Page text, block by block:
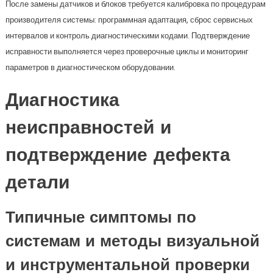
После замены датчиков и блоков требуется калибровка по процедурам
производителя системы: программная адаптация, сброс сервисных
интервалов и контроль диагностическими кодами. Подтверждение
исправности выполняется через проверочные циклы и мониторинг
параметров в диагностическом оборудовании.
Диагностика
неисправностей и
подтверждение дефекта
детали
Типичные симптомы по
системам и методы визуальной
и инструментальной проверки